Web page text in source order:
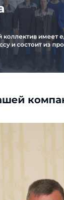
имеет
и состоит из